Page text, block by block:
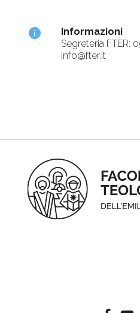
info
Informazioni
Segreteria FTER:
info@fter.it